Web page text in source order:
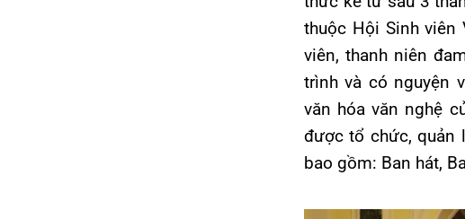
thuộc Hội Sinh
viên, thanh niên
trình và có nguyện
văn hóa văn nghệ
được tổ chức, quản
bao gồm: Ban hát,